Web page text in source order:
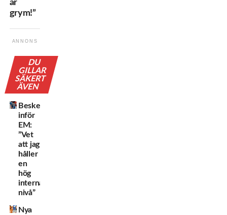
är
grym!”
ANNONS
DU
GILLAR
SÄKERT
ÄVEN
Beskedet
inför
EM:
”Vet
att jag
håller
en
hög
internationell
nivå”
Nya